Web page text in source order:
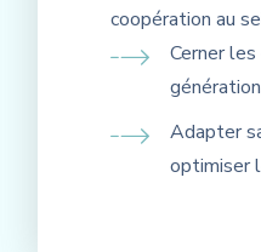
coopération au
Cerner
Adapter
optimiser